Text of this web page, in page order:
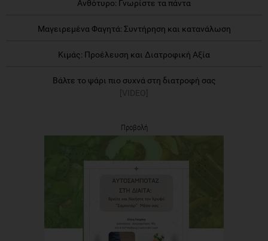
Ανθότυρο: Γνωρίστε τα πάντα
Μαγειρεμένα Φαγητά: Συντήρηση και κατανάλωση
Κιμάς: Προέλευση και Διατροφική Αξία
Βάλτε το ψάρι πιο συχνά στη διατροφή σας
[VIDEO]
Προβολή